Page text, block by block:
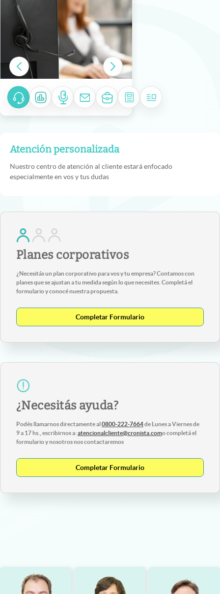
Atención personalizada
Nuestro centro de atención al cliente estará enfocado
especialmente en vos y tus dudas
Planes corporativos
¿Necesitás un plan corporativo para vos y tu empresa? Contamos con
planes que se ajustan a tu medida según lo que necesites. Completá el
formulario y conocé nuestra propuesta.
Completar Formulario
¿Necesitás ayuda?
Podés llamarnos directamente al 0800-222-7664de Lunes a Viernes de
9 a 17 hs., escribirnos a:atencionalcliente@cronista.como completá el
formulario y nosotros nos contactaremos
Completar Formulario